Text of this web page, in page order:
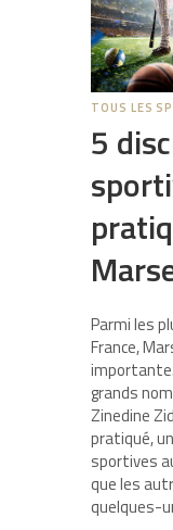
TOUS LES
5
Parmi les
France,
grands
Zinedine
pratiqué,
sportives
que les
quelques-